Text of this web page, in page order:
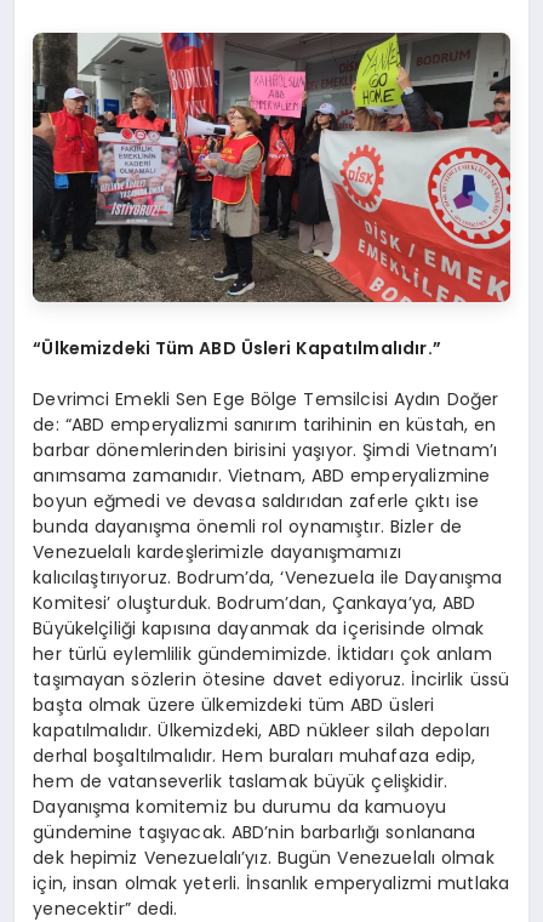
“Ülkemizdeki Tüm ABD Üsleri Kapatılmalıdır.”
Devrimci Emekli Sen Ege Bölge Temsilcisi Aydın Doğer
de: “ABD emperyalizmi sanırım tarihinin en küstah, en
barbar dönemlerinden birisini yaşıyor. Şimdi Vietnam’ı
anımsama zamanıdır. Vietnam, ABD emperyalizmine
boyun eğmedi ve devasa saldırıdan zaferle çıktı ise
bunda dayanışma önemli rol oynamıştır. Bizler de
Venezuelalı kardeşlerimizle dayanışmamızı
kalıcılaştırıyoruz. Bodrum’da, ‘Venezuela ile Dayanışma
Komitesi’ oluşturduk. Bodrum’dan, Çankaya’ya, ABD
Büyükelçiliği kapısına dayanmak da içerisinde olmak
her türlü eylemlilik gündemimizde. İktidarı çok anlam
taşımayan sözlerin ötesine davet ediyoruz. İncirlik üssü
başta olmak üzere ülkemizdeki tüm ABD üsleri
kapatılmalıdır. Ülkemizdeki, ABD nükleer silah depoları
derhal boşaltılmalıdır. Hem buraları muhafaza edip,
hem de vatanseverlik taslamak büyük çelişkidir.
Dayanışma komitemiz bu durumu da kamuoyu
gündemine taşıyacak. ABD’nin barbarlığı sonlanana
dek hepimiz Venezuelalı’yız. Bugün Venezuelalı olmak
için, insan olmak yeterli. İnsanlık emperyalizmi mutlaka
yenecektir” dedi.